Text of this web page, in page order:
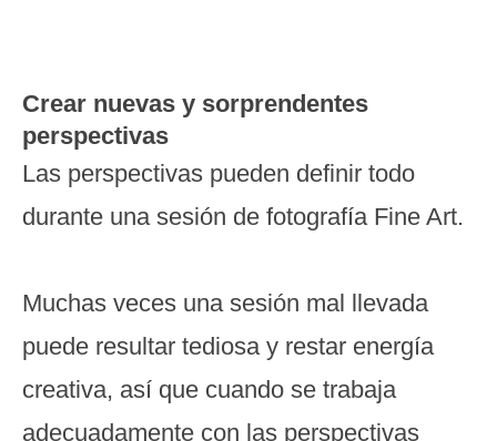
Crear nuevas y sorprendentes
perspectivas
Las perspectivas pueden definir todo
durante una sesión de fotografía Fine Art.
Muchas veces una sesión mal llevada
puede resultar tediosa y restar energía
creativa, así que cuando se trabaja
adecuadamente con las perspectivas